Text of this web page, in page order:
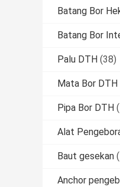
Batang Bor
Batang Bor
Palu DTH (38)
Mata Bor DTH
Pipa Bor DTH
Alat
Baut gesekan
Anchor